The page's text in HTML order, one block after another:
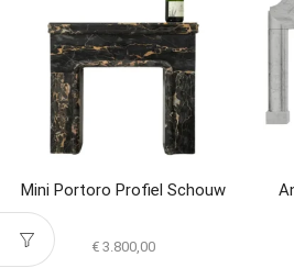
Mini Portoro Profiel Schouw
€ 3.800,00